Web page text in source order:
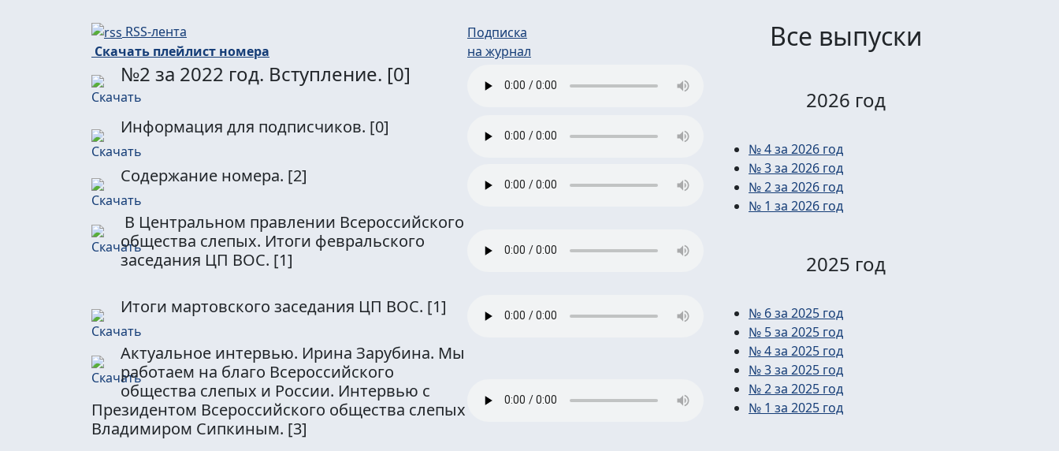
RSS-лента
Скачать плейлист номера
Подписка
на журнал
№2 за 2022 год. Вступление. [0]
Информация для подписчиков. [0]
Содержание номера. [2]
В Центральном правлении Всероссийского
общества слепых. Итоги февральского
заседания ЦП ВОС. [1]
Итоги мартовского заседания ЦП ВОС. [1]
Актуальное интервью. Ирина Зарубина. Мы
работаем на благо Всероссийского
общества слепых и России. Интервью с
Президентом Всероссийского общества слепых
Владимиром Сипкиным. [3]
Все выпуски
2026 год
№ 4 за 2026 год
№ 3 за 2026 год
№ 2 за 2026 год
№ 1 за 2026 год
2025 год
№ 6 за 2025 год
№ 5 за 2025 год
№ 4 за 2025 год
№ 3 за 2025 год
№ 2 за 2025 год
№ 1 за 2025 год